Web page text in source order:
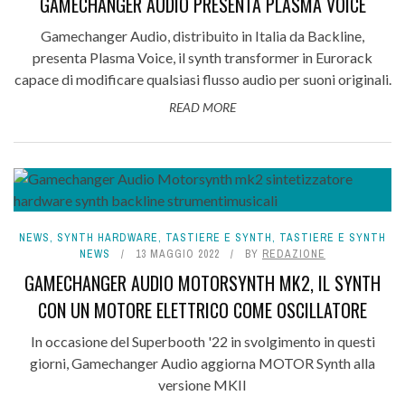
Gamechanger Audio, distribuito in Italia da Backline,
presenta Plasma Voice, il synth transformer in Eurorack
capace di modificare qualsiasi flusso audio per suoni originali.
READ MORE
NEWS, SYNTH HARDWARE, TASTIERE E SYNTH, TASTIERE E SYNTH
NEWS
13 MAGGIO 2022 BY REDAZIONE
GAMECHANGER AUDIO MOTORSYNTH MK2, IL SYNTH
CON UN MOTORE ELETTRICO COME OSCILLATORE
In occasione del Superbooth '22 in svolgimento in questi
giorni, Gamechanger Audio aggiorna MOTOR Synth alla
versione MKII